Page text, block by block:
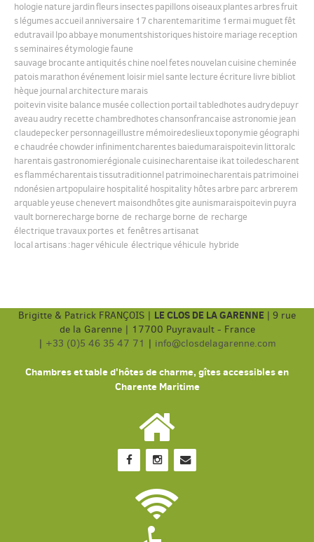
hologie nature jardinfleursinsectespapillonsoiseauxplantesarbresfruit
slégumesaccueil anniversaire 17 charentemaritime 1ermai muguetfêt
edutravail lpoabbaye monumentshistoriqueshistoire mariage reception
sseminairesétymologiefaune
sauvage brocante antiquitéschine noelfetesnouvelancuisine cheminée
patoismarathonévénement loisirmiel sante lecture écriture livre bibliot
hèque journal architecture marais
poitevinvisite balance musée collectionportailtabledhotesaudrydepuyr
aveauaudry recette chambredhoteschansonfrancaise astronomie jean
claudepeckerpersonnageillustre mémoiredeslieuxtoponymie géographi
e chaudrée chowderinfinimentcharentesbaiedumaraispoitevinlittoralc
harentaisgastronomierégionale cuisinecharentaise ikattoiledescharent
esflammécharentaistissutraditionnel patrimoinecharentaispatrimoinei
ndonésienartpopulaire hospitalité hospitality hôtesarbre parc arbrerem
arquableyeuse chenevert maisondhôtesgite aunismaraispoitevinpuyra
vault bornerecharge borne de recharge borne de recharge
électriquetravauxportes et fenêtresartisanat
local artisans:hagervéhicule électriquevéhicule hybride
Brigitte & Patrick FRANÇOIS | LE CLOS DE LA GARENNE | 9 rue
de la Garenne | 17700 Puyravault - France
| +33 (0)5 46 35 47 71 | info@closdelagarenne.com
Chambres et table d'hôtes de charme, gîtes accessibles en
Charente Maritime